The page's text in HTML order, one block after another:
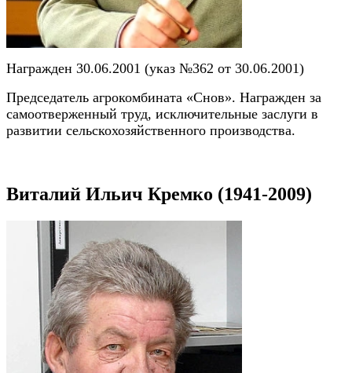
Награжден 30.06.2001 (указ №362 от 30.06.2001)
Председатель агрокомбината «Снов». Награжден за
самоотверженный труд, исключительные заслуги в
развитии сельскохозяйственного производства.
Виталий Ильич Кремко (1941-2009)